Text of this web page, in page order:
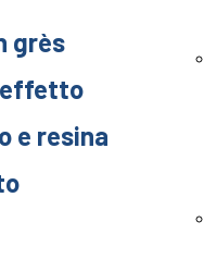
grès
e resina